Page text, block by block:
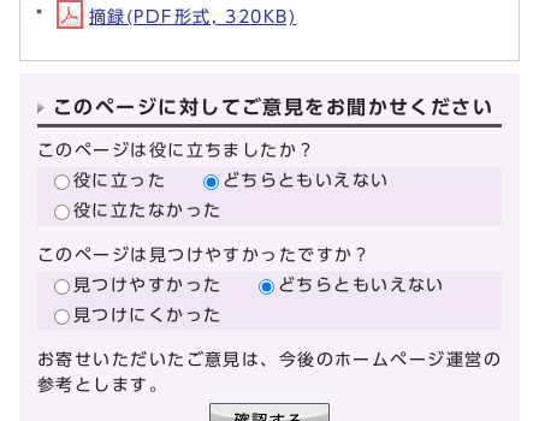
摘録(PDF形式, 320KB)
このページに対してご意見をお聞かせください
このページは役に立ちましたか？
役に立った
どちらともいえない
役に立たなかった
このページは見つけやすかったですか？
見つけやすかった
どちらともいえない
見つけにくかった
お寄せいただいたご意見は、今後のホームページ運営の
参考とします。